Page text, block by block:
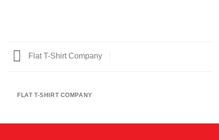
Flat T-Shirt Company
FLAT T-SHIRT COMPANY